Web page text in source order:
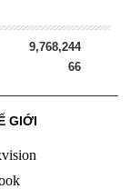
9,768,244
66
GIỚI